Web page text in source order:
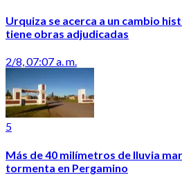
Urquiza se acerca a un cambio
tiene obras adjudicadas
2/8, 07:07 a. m.
5
Más de 40 milímetros de lluvia
tormenta en Pergamino